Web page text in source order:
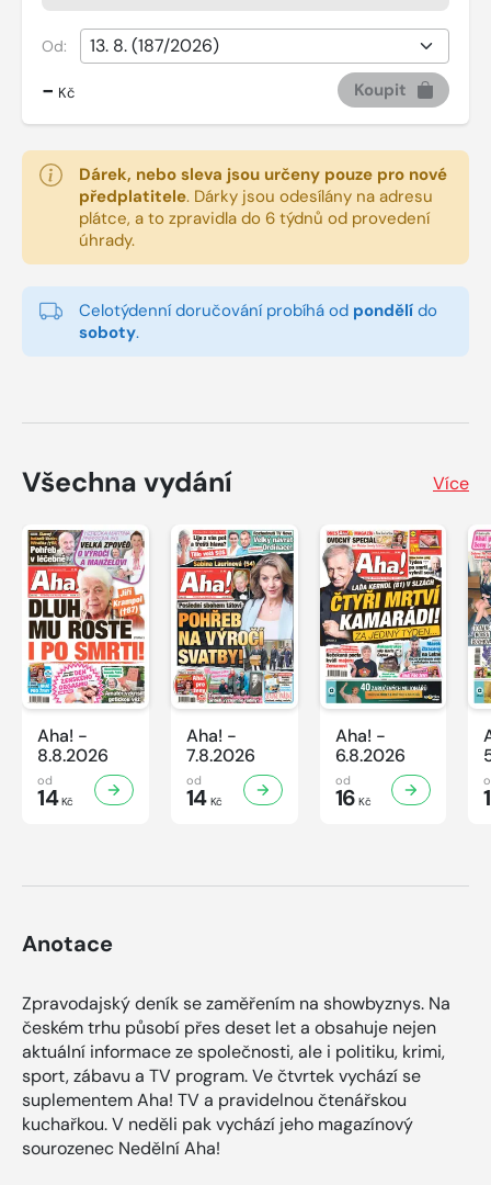
Od:
- Kč Koupit
Dárek, nebo sleva jsou určeny pouze pro nové
předplatitele. Dárky jsou odesílány na adresu
plátce, a to zpravidla do 6 týdnů od provedení
úhrady.
Celotýdenní doručování probíhá od pondělí do
soboty.
Všechna vydání Více
Aha! -
8.8.2026
od
14Kč
Aha! -
7.8.2026
od
14Kč
Aha! -
6.8.2026
od
16 Kč
Anotace
Zpravodajský deník se zaměřením na showbyznys. Na
českém trhu působí přes deset let a obsahuje nejen
aktuální informace ze společnosti, ale i politiku, krimi,
sport, zábavu a TV program. Ve čtvrtek vychází se
suplementem Aha! TV a pravidelnou čtenářskou
kuchařkou. V neděli pak vychází jeho magazínový
sourozenec Nedělní Aha!